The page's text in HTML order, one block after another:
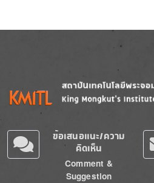
Image
ข้อเสนอแนะ/ความ
คิดเห็น
Comment &
Suggestion